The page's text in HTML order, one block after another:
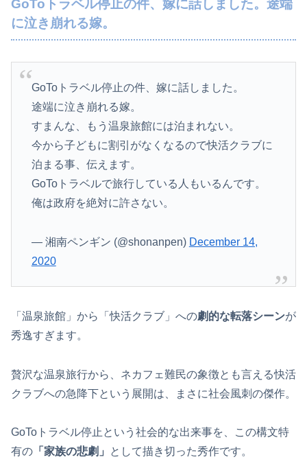
GoToトラベル停止の件、嫁に話しました。途端
に泣き崩れる嫁。
GoToトラベル停止の件、嫁に話しました。
途端に泣き崩れる嫁。
すまんな、もう温泉旅館には泊まれない。
今から子どもに割引がなくなるので快活クラブに
泊まる事、伝えます。
GoToトラベルで旅行している人もいるんです。
俺は政府を絶対に許さない。
— 湘南ペンギン (@shonanpen) December 14,
2020
「温泉旅館」から「快活クラブ」への劇的な転落シーンが
秀逸すぎます。
贅沢な温泉旅行から、ネカフェ難民の象徴とも言える快活
クラブへの急降下という展開は、まさに社会風刺の傑作。
GoToトラベル停止という社会的な出来事を、この構文特
有の 「家族の悲劇」 として描き切った秀作です。